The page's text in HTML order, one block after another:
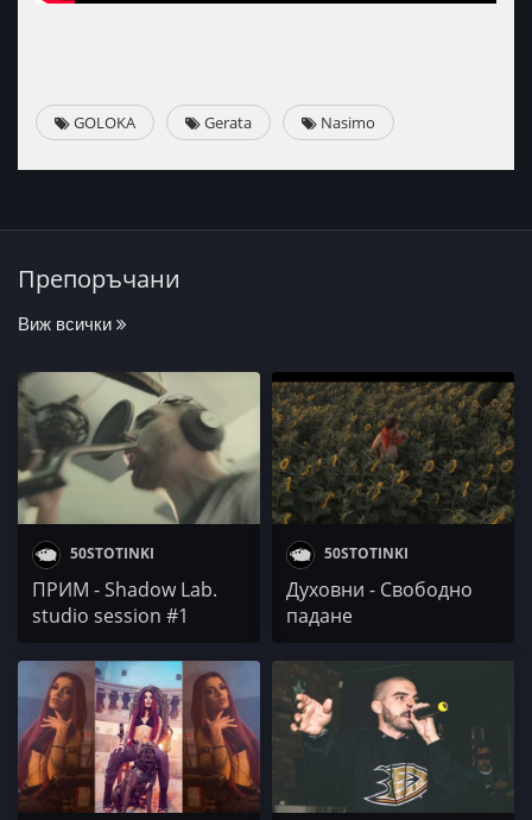
GOLOKA Gerata Nasimo
Препоръчани
Виж всички
50STOTINKI
ПРИМ - Shadow Lab.
studio session #1
50STOTINKI
Духовни - Свободно
падане